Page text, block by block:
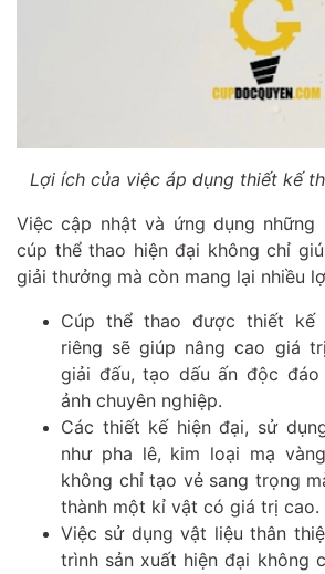
Lợi ích của việc áp dụng thiết kế
Việc cập nhật và ứng dụng
cúp thể thao hiện đại không chỉ
giải thưởng mà còn mang lại nhiều
Cúp thể thao được thiết kế
riêng sẽ giúp nâng cao giá
giải đấu, tạo dấu ấn độc
ảnh chuyên nghiệp.
Các thiết kế hiện đại, sử
như pha lê, kim loại mạ
không chỉ tạo vẻ sang trọng
thành một kỉ vật có giá trị cao.
Việc sử dụng vật liệu thân
trình sản xuất hiện đại không